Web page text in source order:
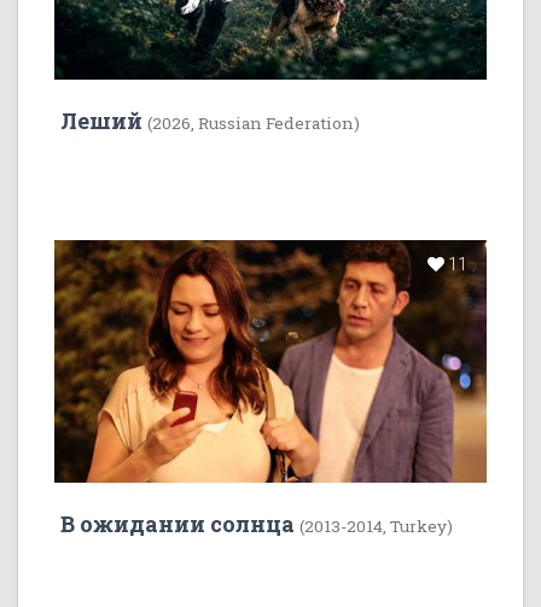
Леший (2026, Russian Federation)
11
В ожидании солнца (2013-2014, Turkey)